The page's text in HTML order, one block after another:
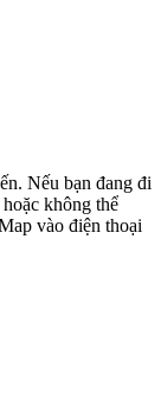
Nếu bạn đang đi
không thể
vào điện thoại